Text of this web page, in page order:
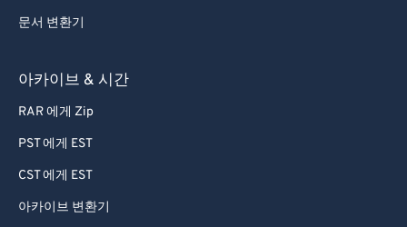
문서 변환기
아카이브 & 시간
RAR 에게 Zip
PST 에게 EST
CST 에게 EST
아카이브 변환기